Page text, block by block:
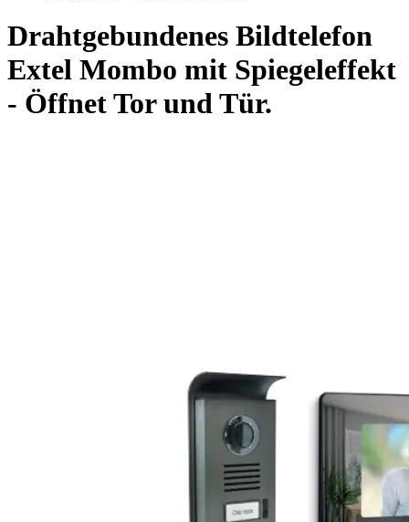
Drahtgebundenes Bildtelefon
Extel Mombo mit Spiegeleffekt
- Öffnet Tor und Tür.